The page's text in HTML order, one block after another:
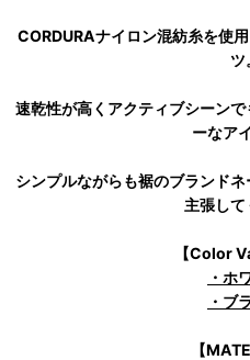
CORDURAナイロン混紡糸を使
ツ
速乾性が高くアクティブシーン
ーなア
シンプルながらも裾のブランド
主張して
【Color
・ホ
・ブ
【